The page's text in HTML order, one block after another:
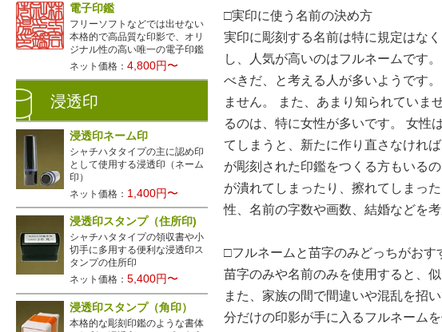
□実印に使う名前の決め方
実印に彫刻する名前は特に規定はな
し、人気が高いのはフルネームです
べきだ、と考える人が多いようです
ません。 また、あまり知られていま
るのは、特に女性が多いです。 女性
てしまうと、新たに作り直さなけれ
が彫刻された印鑑をつくる方もいる
が潰れてしまったり、擦れてしまっ
性、名前の字数や画数、結婚などを
□フルネームと苗字のみどっちがおす
苗字のみや名前のみを使用すると、
また、家族の間で間違いや混乱を招
分だけの印影が手に入るフルネーム
電子印鑑
フリーソフトなどでは出せない
本格的で高品質な印影で、オリ
ジナル性の高い唯一の電子印鑑
ネット価格：4,800円〜
浸透印
浸透印ネーム印
シャチハタタイプの主に認め印
として使用する浸透印（ネーム
印）
ネット価格： 1,400円〜
浸透印スタンプ（住所印)
シャチハタタイプの領収書や小
切手に多用する便利な浸透印ス
タンプの住所印
ネット価格：5,400円〜
浸透印スタンプ（角印）
本格的な彫刻印鑑のような書体